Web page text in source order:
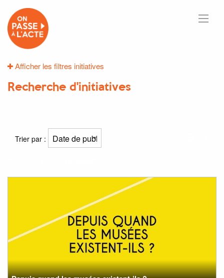
Afficher les filtres initiatives
Recherche d'initiatives
Trier par :